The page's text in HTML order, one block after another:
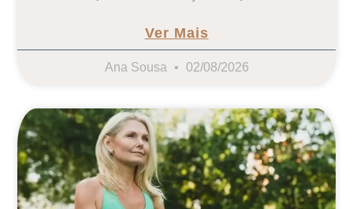
Ver Mais
Ana Sousa 02/08/2026